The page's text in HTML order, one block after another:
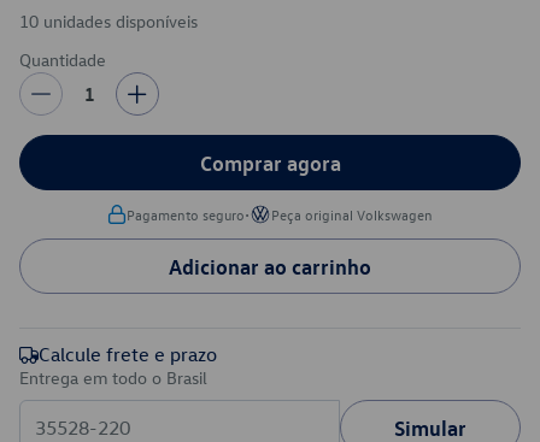
10 unidades disponíveis
Quantidade
1
Comprar agora
Pagamento seguro• Peça original Volkswagen
Adicionar ao carrinho
Calcule frete e prazo
Entrega em todo o Brasil
Simular